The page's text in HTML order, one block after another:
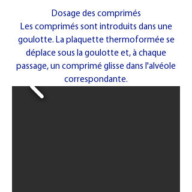
Dosage des comprimés
Les comprimés sont introduits dans une
goulotte. La plaquette thermoformée se
déplace sous la goulotte et, à chaque
passage, un comprimé glisse dans l'alvéole
correspondante.